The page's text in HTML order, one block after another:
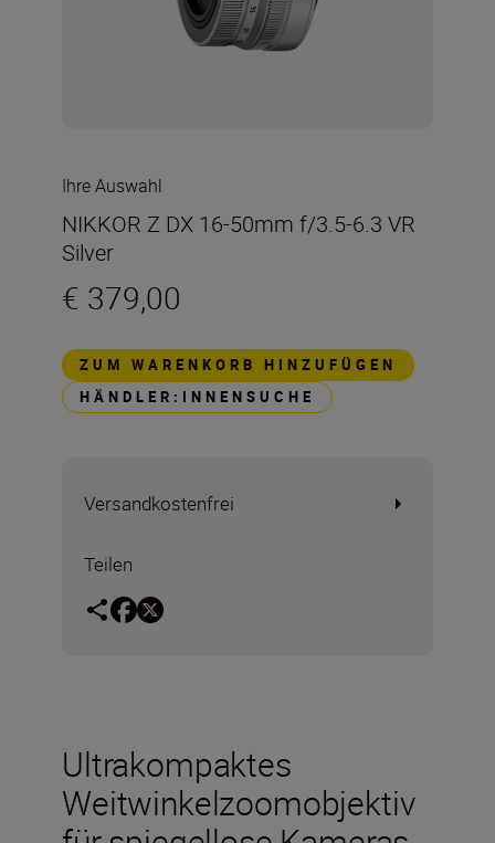
Ihre Auswahl
NIKKOR Z DX 16-50mm f/3.5-6.3 VR
Silver
€ 379,00
ZUM WARENKORB HINZUFÜGEN
HÄNDLER:INNENSUCHE
Versandkostenfrei
Teilen
Ultrakompaktes
Weitwinkelzoomobjektiv